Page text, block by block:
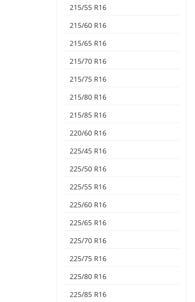
215/55 R16
215/60 R16
215/65 R16
215/70 R16
215/75 R16
215/80 R16
215/85 R16
220/60 R16
225/45 R16
225/50 R16
225/55 R16
225/60 R16
225/65 R16
225/70 R16
225/75 R16
225/80 R16
225/85 R16